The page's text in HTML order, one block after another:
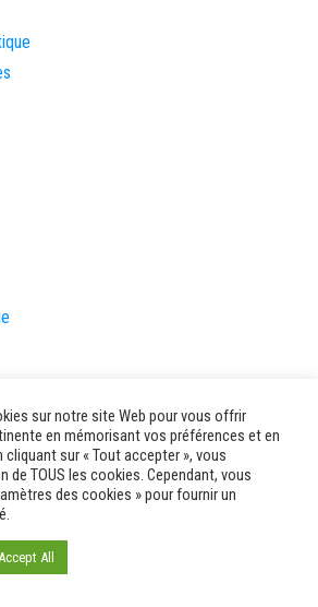
sur notre site Web pour vous offrir
en mémorisant vos préférences et en
sur « Tout accepter », vous
TOUS les cookies. Cependant, vous
des cookies » pour fournir un
All